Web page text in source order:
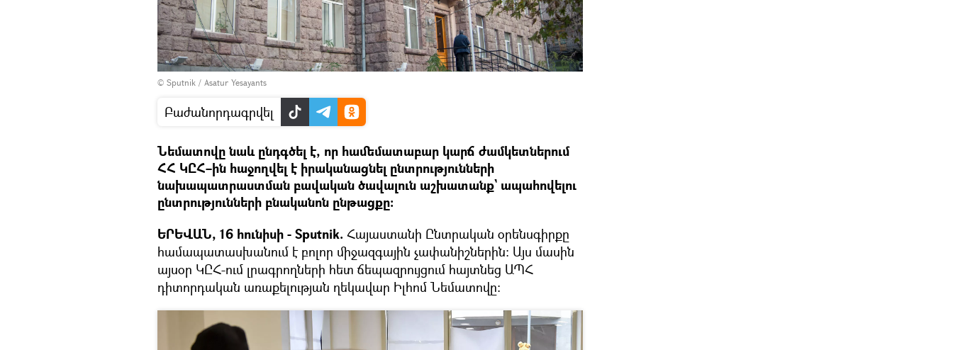
© Sputnik / Asatur Yesayants
Բաժանորդագրվել
Նեմատովը նաև ընդգծել է, որ համեմատաբար կարճ ժամկետներում
ՀՀ ԿԸՀ–ին հաջողվել է իրականացնել ընտրությունների
նախապատրաստման բավական ծավալուն աշխատանք` ապահովելու
ընտրությունների բնականոն ընթացքը։
ԵՐԵՎԱՆ, 16 հունիսի - Sputnik. Հայաստանի Ընտրական օրենսգիրքը
համապատասխանում է բոլոր միջազգային չափանիշներին։ Այս մասին
այսօր ԿԸՀ-ում լրագրողների հետ ճեպազրույցում հայտնեց ԱՊՀ
դիտորդական առաքելության ղեկավար Իլհոմ Նեմատովը։